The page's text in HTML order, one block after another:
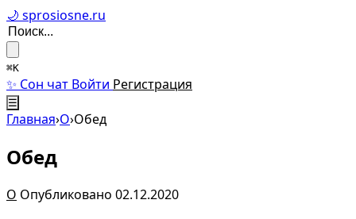
🌙 sprosiosne.ru
⌘K
✨ Сон чат Войти Регистрация
☰
Главная›О›Обед
Обед
О Опубликовано 02.12.2020